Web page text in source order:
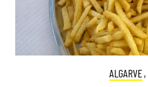
ALGARVE,